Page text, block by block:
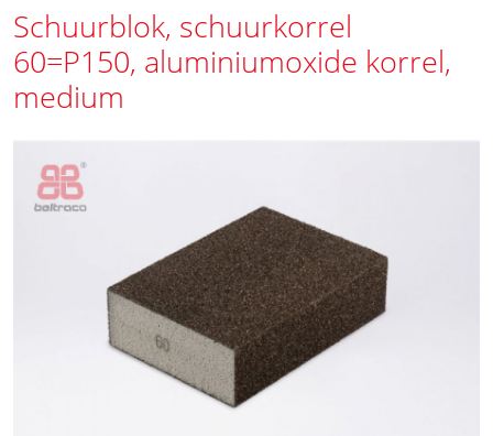
Schuurblok, schuurkorrel
60=P150, aluminiumoxide korrel,
medium